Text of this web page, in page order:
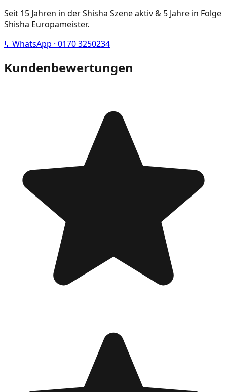
Seit 15 Jahren in der Shisha Szene aktiv & 5 Jahre in Folge
Shisha Europameister.
💬WhatsApp · 0170 3250234
Kundenbewertungen